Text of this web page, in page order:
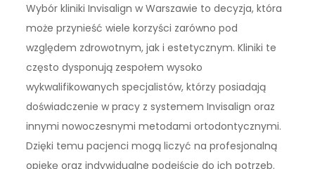
Wybór kliniki Invisalign w Warszawie to decyzja, która
może przynieść wiele korzyści zarówno pod
względem zdrowotnym, jak i estetycznym. Kliniki te
często dysponują zespołem wysoko
wykwalifikowanych specjalistów, którzy posiadają
doświadczenie w pracy z systemem Invisalign oraz
innymi nowoczesnymi metodami ortodontycznymi.
Dzięki temu pacjenci mogą liczyć na profesjonalną
opiekę oraz indywidualne podejście do ich potrzeb.